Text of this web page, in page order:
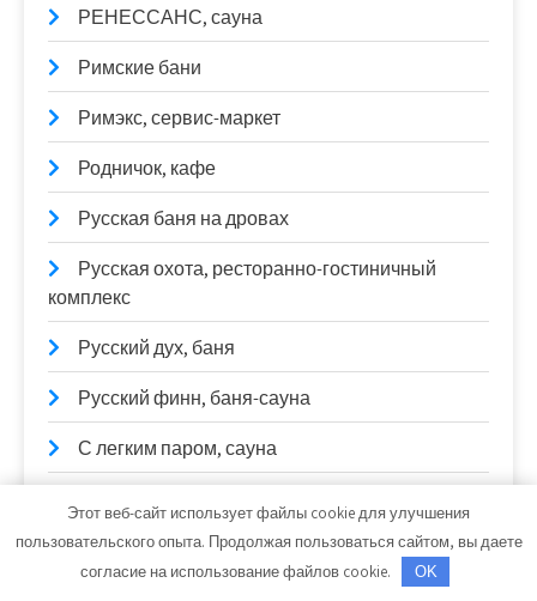
РЕНЕССАНС, сауна
Римские бани
Римэкс, сервис-маркет
Родничок, кафе
Русская баня на дровах
Русская охота, ресторанно-гостиничный
комплекс
Русский дух, баня
Русский финн, баня-сауна
С легким паром, сауна
Сатурн, Оптово-розничный магазин
Этот веб-сайт использует файлы cookie для улучшения
пользовательского опыта. Продолжая пользоваться сайтом, вы даете
согласие на использование файлов cookie.
OK